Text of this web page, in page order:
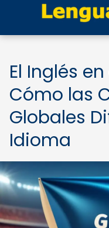
El Inglés
Cómo las
Globales
Idioma